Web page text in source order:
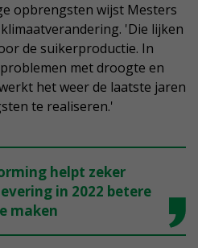
opbrengsten wijst Mesters
'Die lijken
de suikerproductie. In
met droogte en
het weer de laatste jaren
te realiseren.'
helpt zeker
in 2022 betere
maken